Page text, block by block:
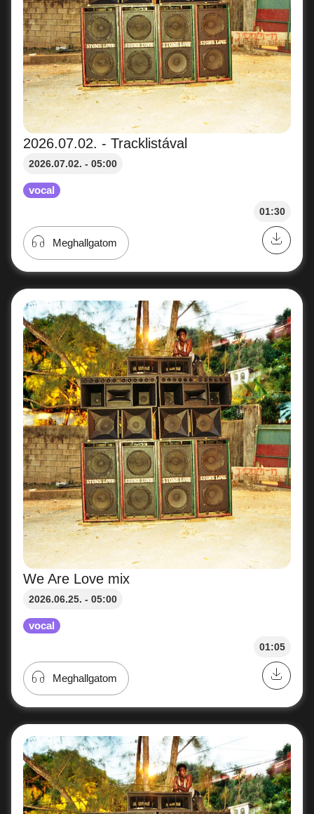
2026.07.02. - Tracklistával
2026.07.02. - 05:00
vocal
01:30
Meghallgatom
We Are Love mix
2026.06.25. - 05:00
vocal
01:05
Meghallgatom